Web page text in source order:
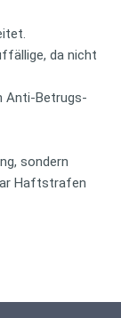
da nicht
Anti-Betrugs-
sondern
Haftstrafen